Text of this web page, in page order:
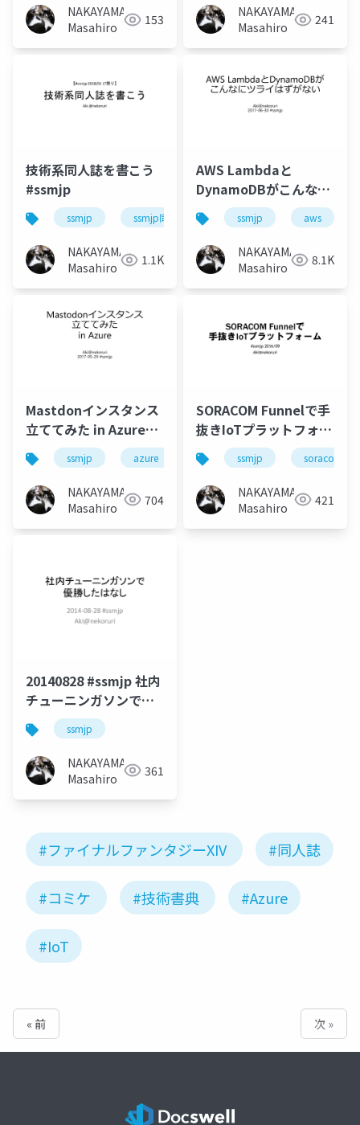
NAKAYAMA
Masahiro
153
NAKAYAMA
Masahiro
241
技術系同人誌を書こう
#ssmjp
ssmjp ssmjp同人部
NAKAYAMA
Masahiro
1.1K
AWS Lambdaと
DynamoDBがこんなに
ツライはずがない
#ssmjp
ssmjp aws
NAKAYAMA
Masahiro
8.1K
Mastdonインスタンス
立ててみた in Azure
#ssmjpssmjp azure mastodon
NAKAYAMA
Masahiro
704
SORACOM Funnelで手
抜きIoTプラットフォー
ム #ssmjp
ssmjp soracom
NAKAYAMA
Masahiro
421
20140828 #ssmjp 社内
チューニンガソンで優
勝したはなし
ssmjp
NAKAYAMA
Masahiro
361
#ファイナルファンタジーXIV #同人誌
#コミケ #技術書典 #Azure
#IoT
« 前 次 »